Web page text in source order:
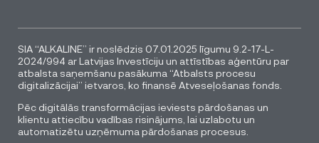
SIA “ALKALINE” ir noslēdzis 07.01.2025 līgumu 9.2-17-L-
2024/994 ar Latvijas Investīciju un attīstības aģentūru par
atbalsta saņemšanu pasākuma “Atbalsts procesu
digitalizācijai” ietvaros, ko finansē Atveseļošanas fonds.
Pēc digitālās transformācijas ieviests pārdošanas un
klientu attiecību vadības risinājums, lai uzlabotu un
automatizētu uzņēmuma pārdošanas procesus.